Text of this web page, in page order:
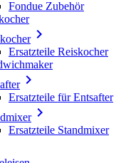
Fondue Zubehör

Ersatzteile Reiskocher

Ersatzteile für Entsafter

Ersatzteile Standmixer